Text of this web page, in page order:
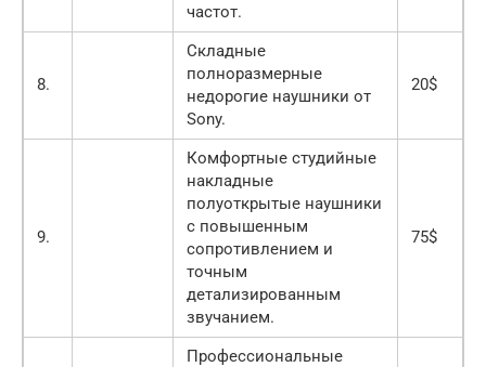
частот.
8.
Складные
полноразмерные
недорогие наушники от
Sony.
20$
9.
Комфортные студийные
накладные
полуоткрытые наушники
с повышенным
сопротивлением и
точным
детализированным
звучанием.
75$
Профессиональные